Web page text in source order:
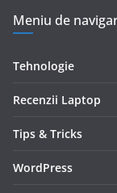
Meniu de
Tehnologie
Recenzii Laptop
Tips & Tricks
WordPress